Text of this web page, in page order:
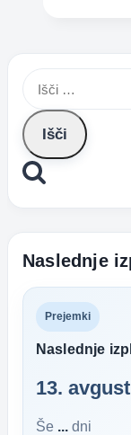
Išči:
Naslednje
Prejemki
Naslednje
13.
Še ... dni